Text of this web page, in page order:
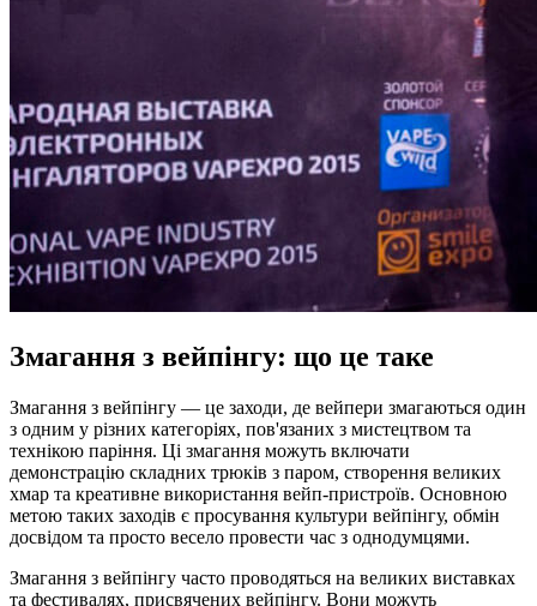
Змагання з вейпінгу: що це таке
Змагання з вейпінгу — це заходи, де вейпери змагаються один
з одним у різних категоріях, пов'язаних з мистецтвом та
технікою паріння. Ці змагання можуть включати
демонстрацію складних трюків з паром, створення великих
хмар та креативне використання вейп-пристроїв. Основною
метою таких заходів є просування культури вейпінгу, обмін
досвідом та просто весело провести час з однодумцями.
Змагання з вейпінгу часто проводяться на великих виставках
та фестивалях, присвячених вейпінгу. Вони можуть